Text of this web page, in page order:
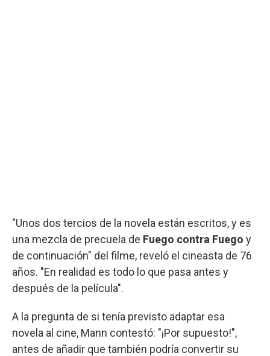
"Unos dos tercios de la novela están escritos, y es
una mezcla de precuela de Fuego contra Fuego y
de continuación" del filme, reveló el cineasta de 76
años. "En realidad es todo lo que pasa antes y
después de la película".
A la pregunta de si tenía previsto adaptar esa
novela al cine, Mann contestó: "¡Por supuesto!",
antes de añadir que también podría convertir su